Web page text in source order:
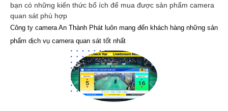
bạn có những kiến thức bổ ích để mua được sản phẩm camera
quan sát phù hợp
Công ty camera An Thành Phát luôn mang đến khách hàng những sản
phẩm dịch vụ camera quan sát tốt nhất